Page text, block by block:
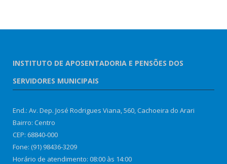
INSTITUTO DE APOSENTADORIA E PENSÕES DOS
SERVIDORES MUNICIPAIS
End.: Av. Dep. José Rodrigues Viana, 560, Cachoeira do Arari
Bairro: Centro
CEP: 68840-000
Fone: (91) 98436-3209
Horário de atendimento: 08:00 às 14:00